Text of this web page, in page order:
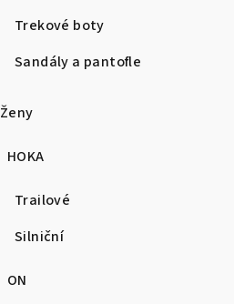
Trekové boty
Sandály a pantofle
Ženy
HOKA
Trailové
Silniční
ON